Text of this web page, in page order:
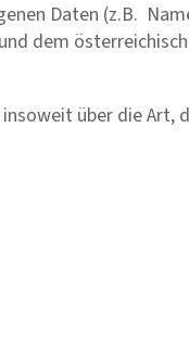
Daten (z.B.
dem
über die